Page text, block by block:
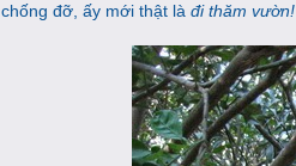
chống đỡ, ấy mới thật là đi thăm vườn!